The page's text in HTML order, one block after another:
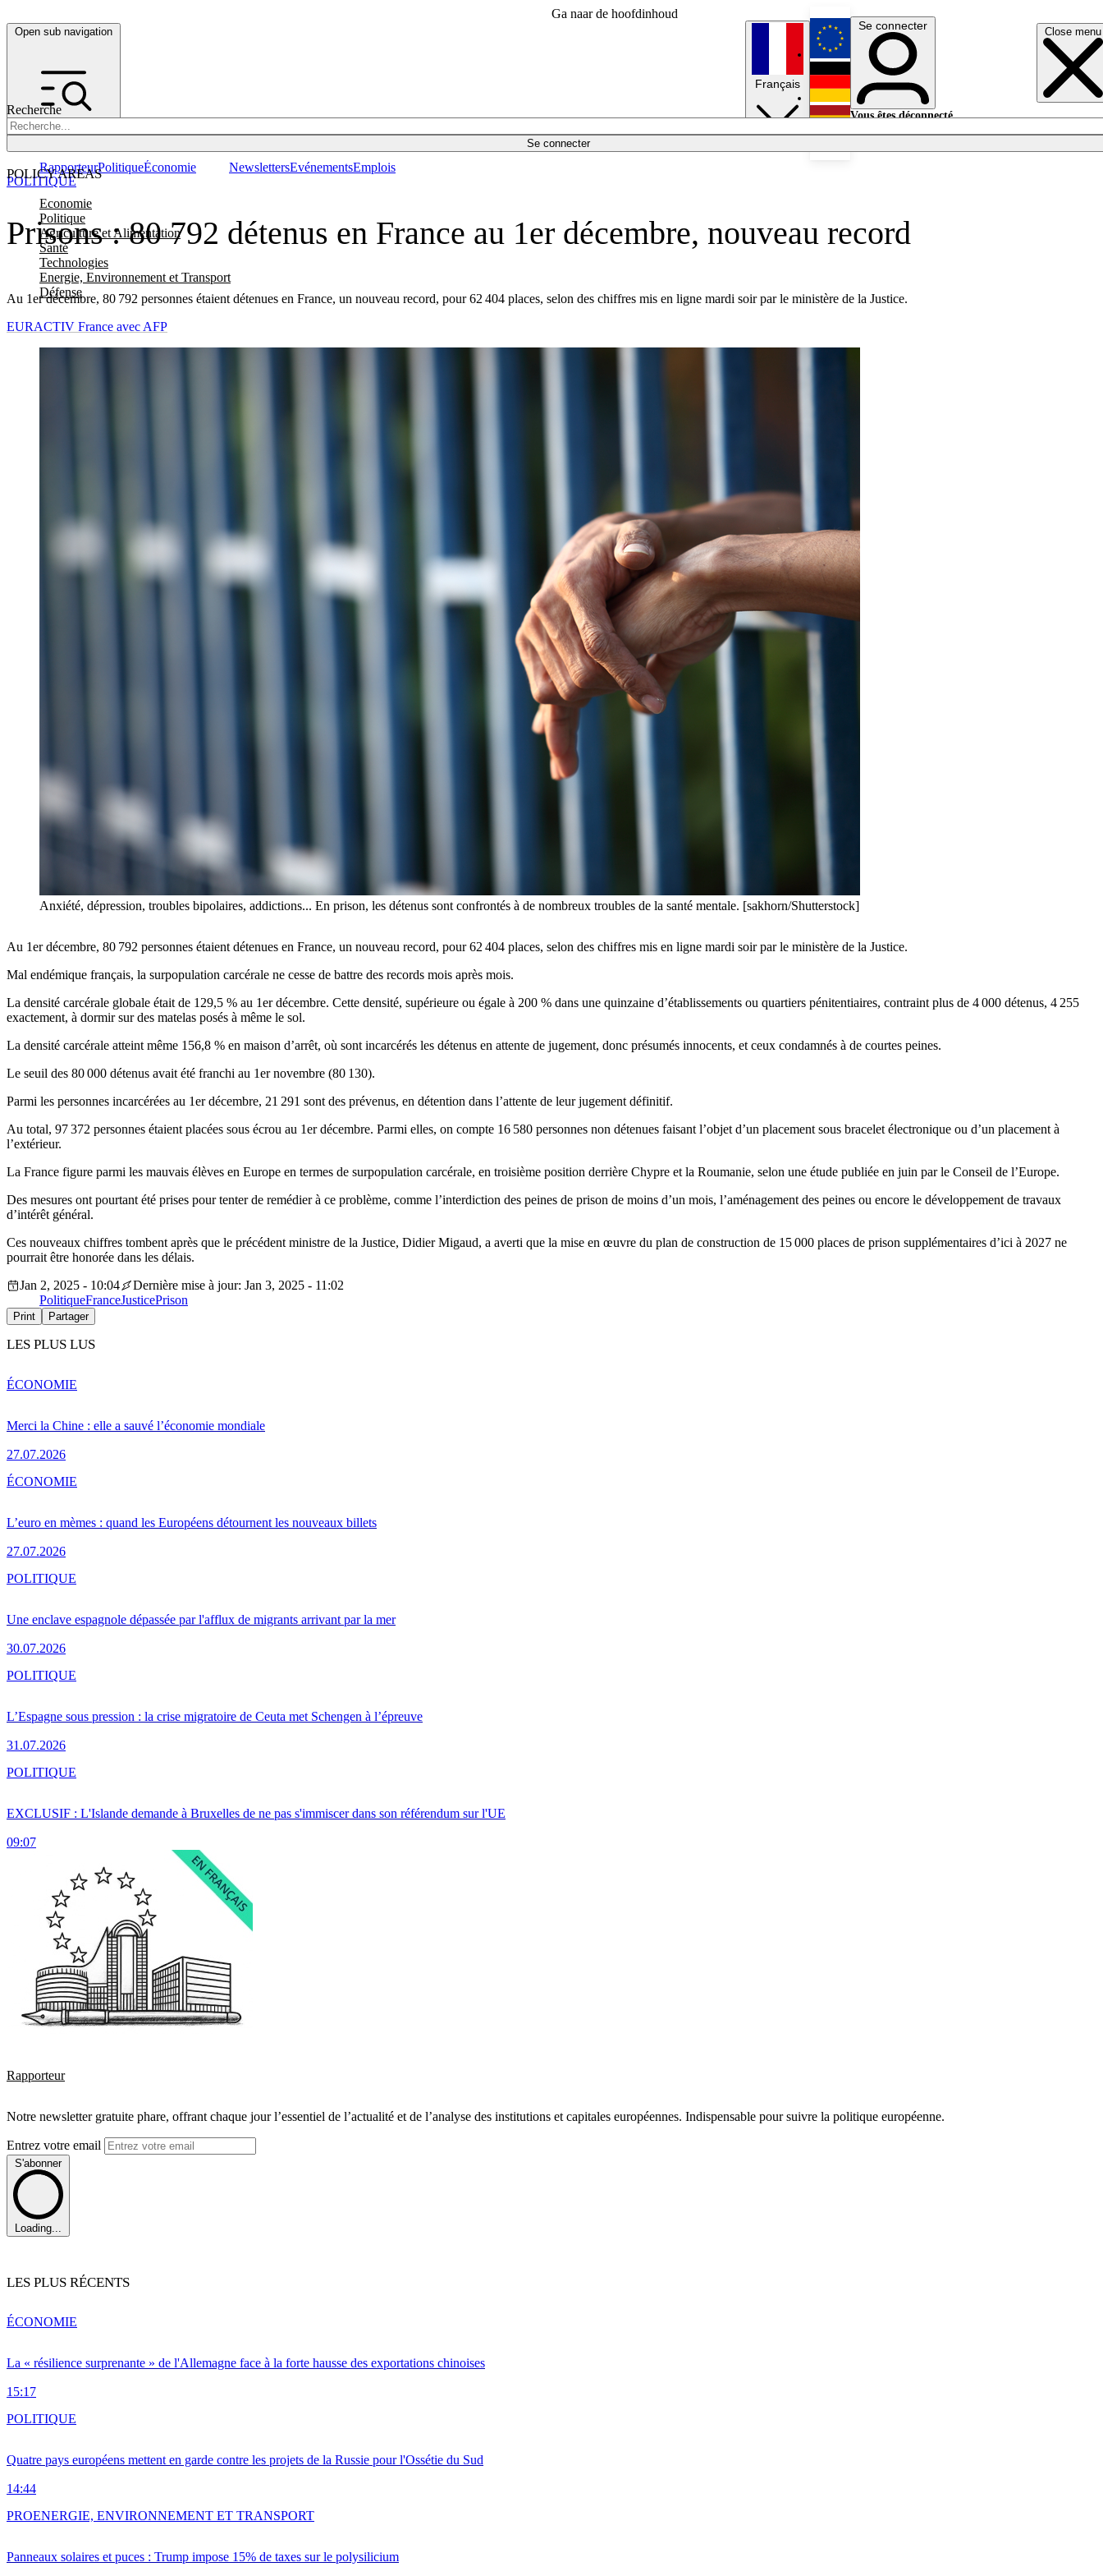
Ga naar de hoofdinhoud
Open sub navigation Close menu
Recherche
Se connecter
POLICY AREAS
Economie
Politique
Agriculture et Alimentation
Santé
Technologies
Energie, Environnement et Transport
Défense
RapporteurPolitiqueÉconomie NewslettersEvénementsEmplois
Français
English
Deutsch
Se connecter
Vous êtes déconnecté.
Prisons : 80 792 détenus en France au 1er décembre, nouveau record
Au 1er décembre, 80 792 personnes étaient détenues en France, un nouveau record, pour 62 404 places, selon des chiffres mis en ligne mardi soir par le ministère de la Justice.
POLITIQUE
EURACTIV France avec AFP
Anxiété, dépression, troubles bipolaires, addictions... En prison, les détenus sont confrontés à de nombreux troubles de la santé mentale. [sakhorn/Shutterstock]
Au 1er décembre, 80 792 personnes étaient détenues en France, un nouveau record, pour 62 404 places, selon des chiffres mis en ligne mardi soir par le ministère de la Justice.
Mal endémique français, la surpopulation carcérale ne cesse de battre des records mois après mois.
La densité carcérale globale était de 129,5 % au 1er décembre. Cette densité, supérieure ou égale à 200 % dans une quinzaine d’établissements ou quartiers pénitentiaires, contraint plus de 4 000 détenus, 4 255
exactement, à dormir sur des matelas posés à même le sol.
La densité carcérale atteint même 156,8 % en maison d’arrêt, où sont incarcérés les détenus en attente de jugement, donc présumés innocents, et ceux condamnés à de courtes peines.
Le seuil des 80 000 détenus avait été franchi au 1er novembre (80 130).
Parmi les personnes incarcérées au 1er décembre, 21 291 sont des prévenus, en détention dans l’attente de leur jugement définitif.
Au total, 97 372 personnes étaient placées sous écrou au 1er décembre. Parmi elles, on compte 16 580 personnes non détenues faisant l’objet d’un placement sous bracelet électronique ou d’un placement à
l’extérieur.
La France figure parmi les mauvais élèves en Europe en termes de surpopulation carcérale, en troisième position derrière Chypre et la Roumanie, selon une étude publiée en juin par le Conseil de l’Europe.
Des mesures ont pourtant été prises pour tenter de remédier à ce problème, comme l’interdiction des peines de prison de moins d’un mois, l’aménagement des peines ou encore le développement de travaux
d’intérêt général.
Ces nouveaux chiffres tombent après que le précédent ministre de la Justice, Didier Migaud, a averti que la mise en œuvre du plan de construction de 15 000 places de prison supplémentaires d’ici à 2027 ne
pourrait être honorée dans les délais.
Jan 2, 2025 - 10:04
Dernière mise à jour: Jan 3, 2025 - 11:02
PolitiqueFranceJusticePrison
Print Partager
LES PLUS LUS
Merci la Chine : elle a sauvé l’économie mondiale
27.07.2026
ÉCONOMIE
L’euro en mèmes : quand les Européens détournent les nouveaux billets
27.07.2026
ÉCONOMIE
Une enclave espagnole dépassée par l'afflux de migrants arrivant par la mer
30.07.2026
POLITIQUE
L’Espagne sous pression : la crise migratoire de Ceuta met Schengen à l’épreuve
31.07.2026
POLITIQUE
EXCLUSIF : L'Islande demande à Bruxelles de ne pas s'immiscer dans son référendum sur l'UE
09:07
POLITIQUE
Rapporteur
Notre newsletter gratuite phare, offrant chaque jour l’essentiel de l’actualité et de l’analyse des institutions et capitales européennes. Indispensable pour suivre la politique européenne.
Entrez votre email
S'abonner
Loading...
LES PLUS RÉCENTS
La « résilience surprenante » de l'Allemagne face à la forte hausse des exportations chinoises
15:17
ÉCONOMIE
Quatre pays européens mettent en garde contre les projets de la Russie pour l'Ossétie du Sud
14:44
POLITIQUE
Panneaux solaires et puces : Trump impose 15% de taxes sur le polysilicium
PROENERGIE, ENVIRONNEMENT ET TRANSPORT